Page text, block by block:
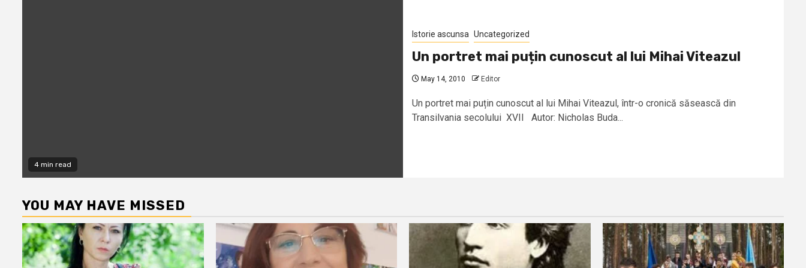
4 min read
Istorie ascunsa Uncategorized
Un portret mai puțin cunoscut al lui Mihai Viteazul
May 14, 2010 Editor
Un portret mai puțin cunoscut al lui Mihai Viteazul, într-o cronică săsească din
Transilvania secolului XVII Autor: Nicholas Buda...
YOU MAY HAVE MISSED